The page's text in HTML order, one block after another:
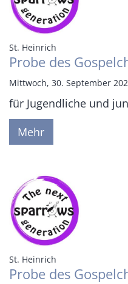
St. Heinrich
Probe des
Mittwoch, 30. September
für Jugendliche und
Mehr
St. Heinrich
Probe des